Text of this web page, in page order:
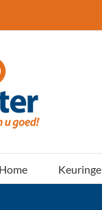
Home